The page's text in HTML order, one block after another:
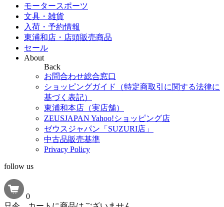
モータースポーツ
文具・雑貨
入荷・予約情報
東浦和店・店頭販売商品
セール
About
Back
お問合わせ総合窓口
ショッピングガイド（特定商取引に関する法律に
基づく表記）
東浦和本店（実店舗）
ZEUSJAPAN Yahoo!ショッピング店
ゼウスジャパン「SUZURI店」
中古品販売基準
Privacy Policy
follow us
0